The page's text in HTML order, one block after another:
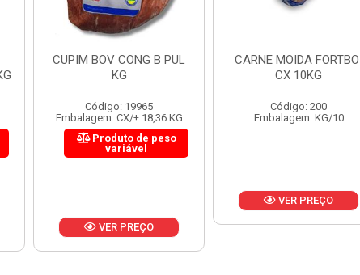
CARNE MOIDA FORTBOI
CX 10KG
Código: 200
Embalagem: KG/10
LOMBINHO BOV CONG
FRIBOI KG
Código: 297
Embalagem: CX/± 26,4 KG
VER PREÇO